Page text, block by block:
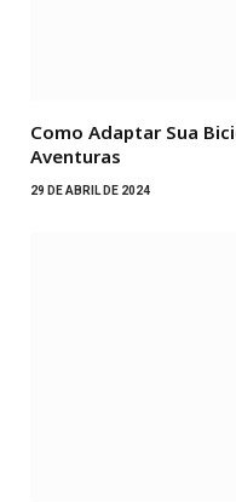
Como Adaptar Sua
Aventuras
29 DE ABRIL DE 2024